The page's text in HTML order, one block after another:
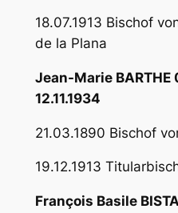
18.07.1913 Bischof
de la Plana
Jean-Marie BARTHE
12.11.1934
21.03.1890 Bischof
19.12.1913
François Basile